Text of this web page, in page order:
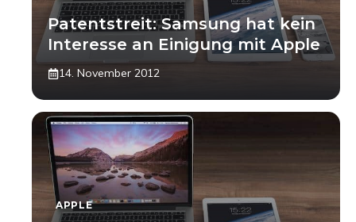
Patentstreit: Samsung hat kein
Interesse an Einigung mit Apple
14. November 2012
APPLE